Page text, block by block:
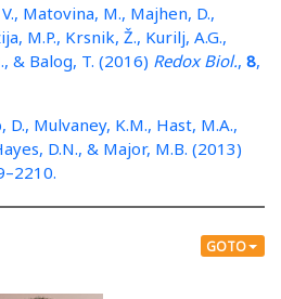
Matovina, M., Majhen, D.,
M.P., Krsnik, Ž., Kurilj, A.G.,
& Balog, T. (2016) Redox Biol., 8,
Mulvaney, K.M., Hast, M.A.,
D.N., & Major, M.B. (2013)
GOTO